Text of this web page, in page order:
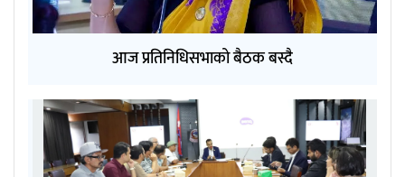
आज प्रतिनिधिसभाको बैठक बस्दै